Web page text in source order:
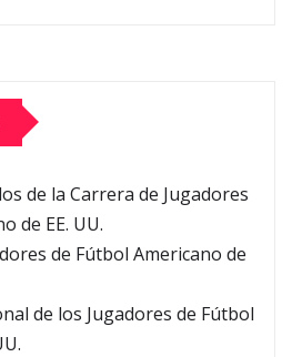
de la Carrera de Jugadores
de EE. UU.
de Fútbol Americano de
de los Jugadores de Fútbol